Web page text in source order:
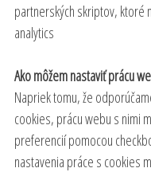
partnerských skriptov, ktoré
analytics
Ako môžem nastaviť prácu
Napriek tomu, že
cookies, prácu webu s nimi
preferencií pomocou
nastavenia práce s cookies